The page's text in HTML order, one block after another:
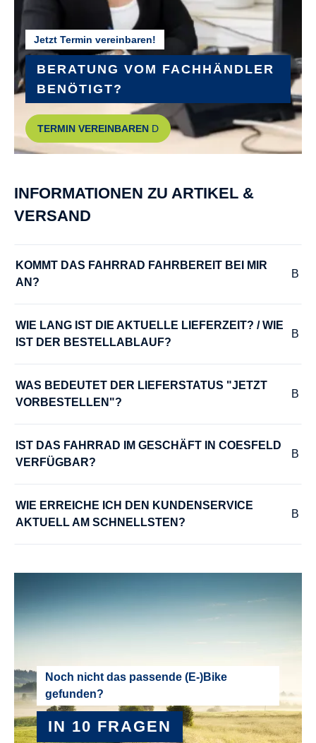
Jetzt Termin vereinbaren!
BERATUNG VOM FACHHÄNDLER
BENÖTIGT?
TERMIN VEREINBAREN
INFORMATIONEN ZU ARTIKEL &
VERSAND
KOMMT DAS FAHRRAD FAHRBEREIT BEI MIR
AN?
WIE LANG IST DIE AKTUELLE LIEFERZEIT? / WIE
IST DER BESTELLABLAUF?
WAS BEDEUTET DER LIEFERSTATUS "JETZT
VORBESTELLEN"?
IST DAS FAHRRAD IM GESCHÄFT IN COESFELD
VERFÜGBAR?
WIE ERREICHE ICH DEN KUNDENSERVICE
AKTUELL AM SCHNELLSTEN?
Noch nicht das passende (E-)Bike
gefunden?
IN 10 FRAGEN